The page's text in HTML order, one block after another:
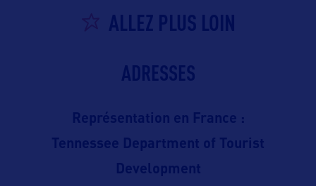
ALLEZ PLUS LOIN
ADRESSES
Représentation en France :
Tennessee Department of Tourist
Development